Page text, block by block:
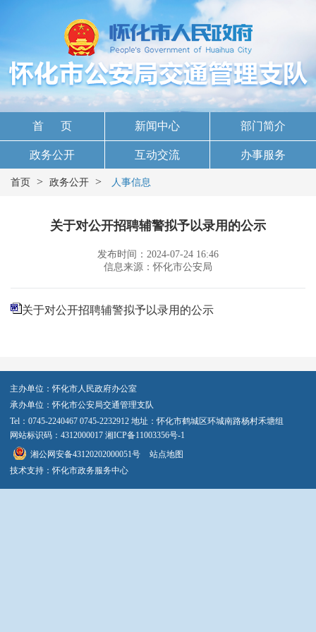
首 页 新闻中心 部门简介
政务公开 互动交流 办事服务
首页 > 政务公开 > 人事信息
关于对公开招聘辅警拟予以录用的公示
发布时间：2024-07-24 16:46
信息来源：怀化市公安局
关于对公开招聘辅警拟予以录用的公示
主办单位：怀化市人民政府办公室
承办单位：怀化市公安局交通管理支队
Tel：0745-2240467 0745-2232912 地址：怀化市鹤城区环城南路杨村禾塘组
网站标识码：4312000017 湘ICP备11003356号-1
湘公网安备43120202000051号
站点地图
技术支持：怀化市政务服务中心